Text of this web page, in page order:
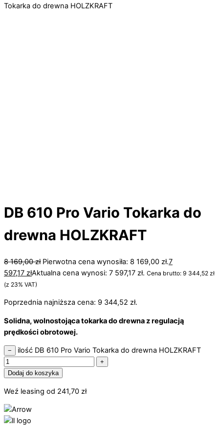
Tokarka do drewna HOLZKRAFT
DB 610 Pro Vario Tokarka do
drewna HOLZKRAFT
8 169,00zł Pierwotna cena wynosiła: 8 169,00 zł.7
597,17 złAktualna cena wynosi: 7 597,17 zł. Cena brutto: 9 344,52 zł
(z 23% VAT)
Poprzednia najniższa cena: 9 344,52 zł.
Solidna, wolnostojąca tokarka do drewna z regulacją
prędkości obrotowej.
− ilość DB 610 Pro Vario Tokarka do drewna HOLZKRAFT
+
Dodaj do koszyka
Weź leasing od 241,70 zł